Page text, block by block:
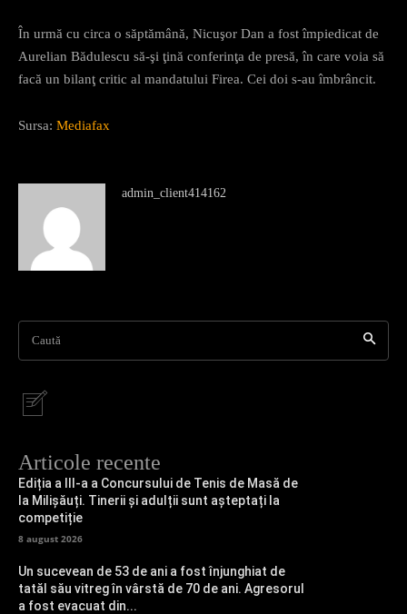
În urmă cu circa o săptămână, Nicuşor Dan a fost împiedicat de
Aurelian Bădulescu să-şi ţină conferinţa de presă, în care voia să
facă un bilanţ critic al mandatului Firea. Cei doi s-au îmbrâncit.
Sursa: Mediafax
admin_client414162
Caută
Articole recente
Ediția a III-a a Concursului de Tenis de Masă de
la Milișăuți. Tinerii și adulții sunt așteptați la
competiție
8 august 2026
Un sucevean de 53 de ani a fost înjunghiat de
tatăl său vitreg în vârstă de 70 de ani. Agresorul
a fost evacuat din...